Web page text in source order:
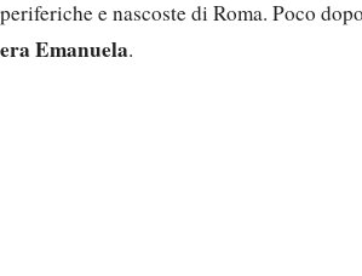
periferiche e nascoste di Roma. Poco
era Emanuela.